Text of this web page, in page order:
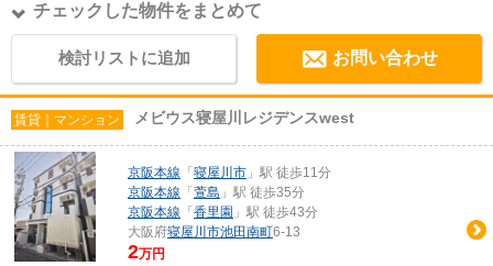
チェックした物件をまとめて
検討リストに追加 お問い合わせ
賃貸｜マンション メビウス寝屋川レジデンスwest
京阪本線 「 寝屋川市 」駅 徒歩11分
京阪本線 「 萱島 」駅 徒歩35分
京阪本線 「 香里園 」駅 徒歩43分
大阪府寝屋川市池田南町6-13
2万円